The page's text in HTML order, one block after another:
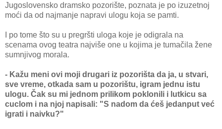
Jugoslovensko dramsko pozorište, poznata je po izuzetnoj
moći da od najmanje napravi ulogu koja se pamti.
I po tome što su u pregršti uloga koje je odigrala na
scenama ovog teatra najviše one u kojima je tumačila žene
sumnjivog morala.
- Kažu meni ovi moji drugari iz pozorišta da ja, u stvari,
sve vreme, otkada sam u pozorištu, igram jednu istu
ulogu. Čak su mi jednom prilikom poklonili i lutkicu sa
cuclom i na njoj napisali: "S nadom da ćeš jedanput već
igrati i naivku?"